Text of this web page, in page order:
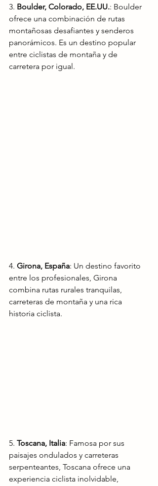
3. Boulder, Colorado, EE.UU.: Boulder
ofrece una combinación de rutas
montañosas desafiantes y senderos
panorámicos. Es un destino popular
entre ciclistas de montaña y de
carretera por igual.
4. Girona, España: Un destino favorito
entre los profesionales, Girona
combina rutas rurales tranquilas,
carreteras de montaña y una rica
historia ciclista.
5. Toscana, Italia: Famosa por sus
paisajes ondulados y carreteras
serpenteantes, Toscana ofrece una
experiencia ciclista inolvidable,